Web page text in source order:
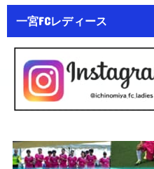
一宮FCレディース